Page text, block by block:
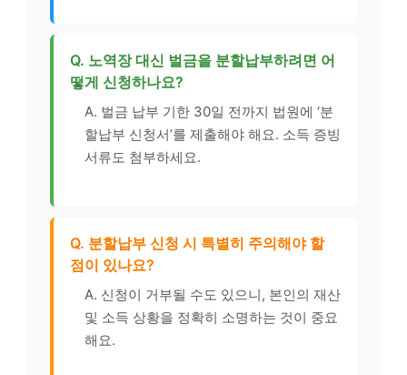
Q. 노역장 대신 벌금을 분할납부하려면 어
떻게 신청하나요?
A. 벌금 납부 기한 30일 전까지 법원에 ‘분
할납부 신청서’를 제출해야 해요. 소득 증빙
서류도 첨부하세요.
Q. 분할납부 신청 시 특별히 주의해야 할
점이 있나요?
A. 신청이 거부될 수도 있으니, 본인의 재산
및 소득 상황을 정확히 소명하는 것이 중요
해요.